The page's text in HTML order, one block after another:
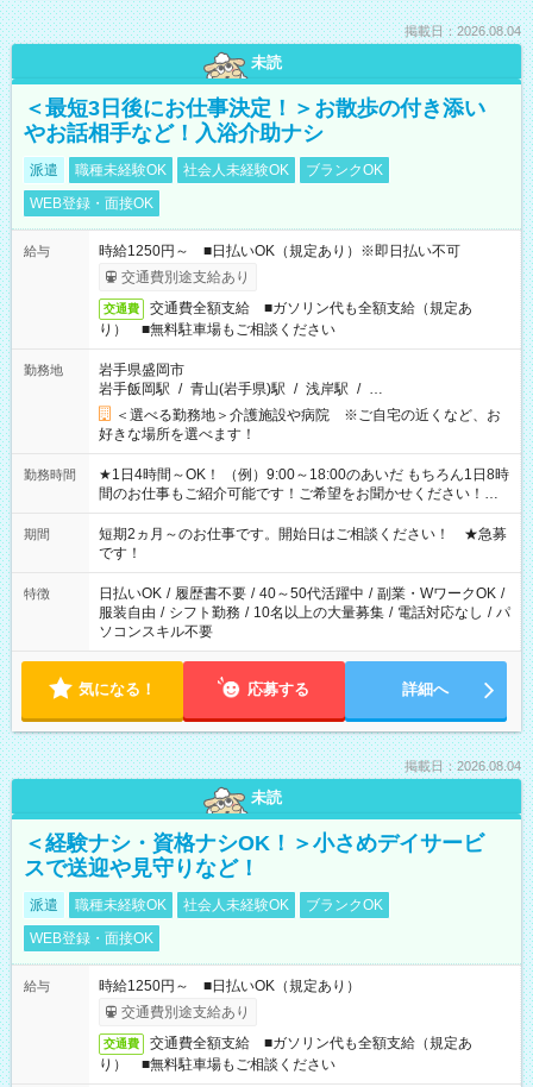
掲載日：2026.08.04
未読
＜最短3日後にお仕事決定！＞お散歩の付き添い
やお話相手など！入浴介助ナシ
派遣 職種未経験OK 社会人未経験OK
ブランクOK
WEB登録・面接OK
給与
時給1250円～ ■日払いOK（規定あり）※即日払い不可
交通費別途支給あり
交通費
交通費全額支給 ■ガソリン代も全額支給（規定あ
り） ■無料駐車場もご相談ください
勤務地
岩手県盛岡市
岩手飯岡駅 / 青山(岩手県)駅 / 浅岸駅 / …
＜選べる勤務地＞介護施設や病院 ※ご自宅の近くなど、お
好きな場所を選べます！
勤務時間
★1日4時間～OK！ （例）9:00～18:00のあいだ もちろん1日8時
間のお仕事もご紹介可能です！ご希望をお聞かせください！★
家庭の都合でお休みが必要な場合も遠慮なくご相談ください。
※週最低15時間以上の勤務が必要です
期間
短期2ヵ月～のお仕事です。開始日はご相談ください！ ★急募
です！
特徴 日払いOK / 履歴書不要 / 40～50代活躍中 / 副業・WワークOK /
服装自由 / シフト勤務 / 10名以上の大量募集 / 電話対応なし / パ
ソコンスキル不要
気になる！ 応募する 詳細へ
掲載日：2026.08.04
未読
＜経験ナシ・資格ナシOK！＞小さめデイサービ
スで送迎や見守りなど！
派遣 職種未経験OK 社会人未経験OK
ブランクOK
WEB登録・面接OK
給与
時給1250円～ ■日払いOK（規定あり）
交通費別途支給あり
交通費
交通費全額支給 ■ガソリン代も全額支給（規定あ
り） ■無料駐車場もご相談ください